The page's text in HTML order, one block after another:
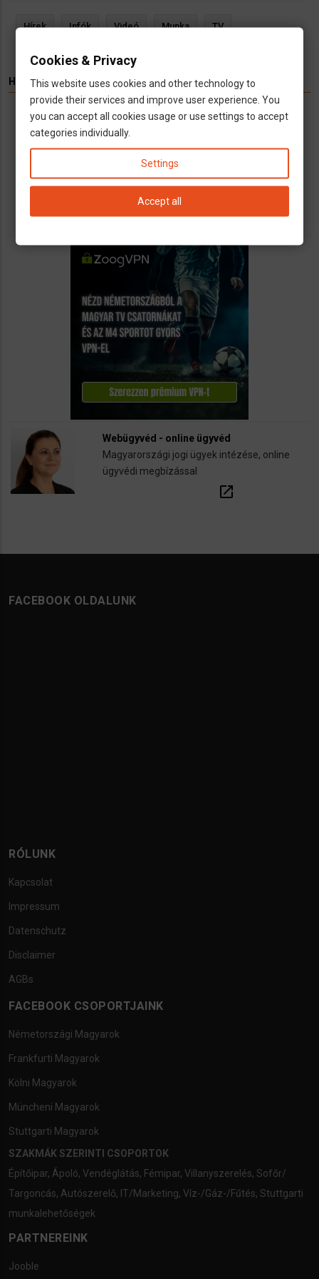
Hírek Infók Videó Munka TV
HIRDETÉS
Könyvelés kizárólag cégeknek
Vállalkozások számára kínálunk teljeskörű
szolgáltatásokat
call open_in_new email
Webügyvéd - online ügyvéd
Magyarországi jogi ügyek intézése, online
ügyvédi megbízással
open_in_new
FACEBOOK OLDALUNK
RÓLUNK
Kapcsolat
Impressum
Datenschutz
Disclaimer
AGBs
FACEBOOK CSOPORTJAINK
Németországi Magyarok
Frankfurti Magyarok
Kölni Magyarok
Müncheni Magyarok
Stuttgarti Magyarok
SZAKMÁK SZERINTI CSOPORTOK
Építőipar, Ápoló, Vendéglátás, Fémipar, Villanyszerelés, Sofőr/
Targoncás, Autószerelő, IT/Marketing, Víz-/Gáz-/Fűtés, Stuttgarti
munkalehetőségek
PARTNEREINK
Jooble
Cookies & Privacy
This website uses cookies and other technology to
provide their services and improve user experience. You
you can accept all cookies usage or use settings to accept
categories individually.
Settings
Accept all